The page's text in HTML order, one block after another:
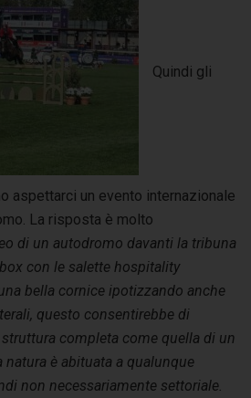
Quindi gli
aspettarci un evento internazionale
La risposta è molto
di un autodromo davanti la tribuna
con le salette hospitality
bella cornice ipotizzando anche
questo consentirebbe di
completa come quella di un
è abituata a qualunque
non necessariamente settoriale.